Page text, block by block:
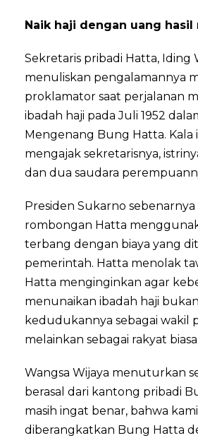
Naik haji dengan uang hasil
Sekretaris pribadi Hatta, Iding
menuliskan pengalamannya
proklamator saat perjalanan
ibadah haji pada Juli 1952
Mengenang Bung Hatta.
mengajak sekretarisnya,
dan dua saudara
Presiden Sukarno
rombongan Hatta
terbang dengan biaya yang
pemerintah. Hatta menolak
Hatta menginginkan agar
menunaikan ibadah haji
kedudukannya sebagai wakil
melainkan sebagai rakyat
Wangsa Wijaya menuturkan
berasal dari kantong pribadi
masih ingat benar, bahwa
diberangkatkan Bung Hatta